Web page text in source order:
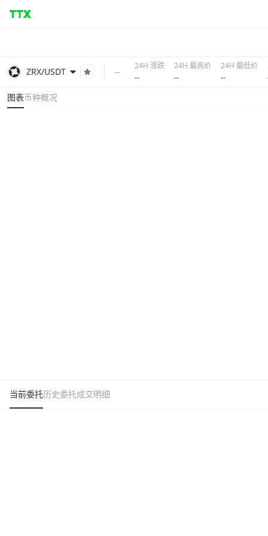
ZRX/USDT --
24H 涨跌
--
24H 最高价
--
24H 最低价
--
图表币种概况
当前委托历史委托成交明细